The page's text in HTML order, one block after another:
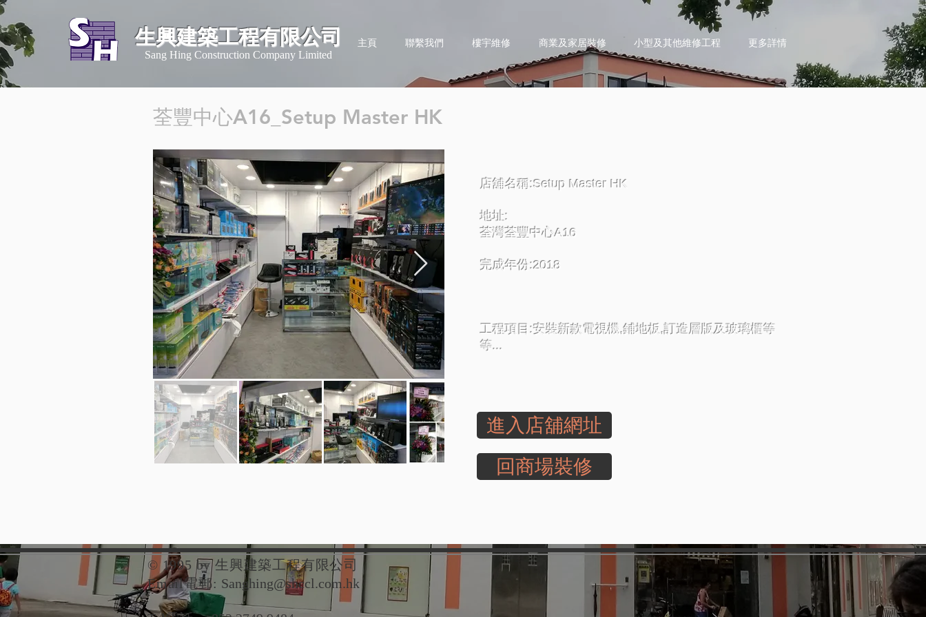
生興建築工程有限公司
​Sang Hing Construction Company Limited
主頁 聯繫我們 樓宇維修 商業及家居裝修 小型及其他維修工程 更多詳情
​荃豐中心A16_Setup Master HK
店舖名稱:Setup Master HK
地址:
荃灣荃豐中心A16
完成年份:2018
工程項目:安裝新款電視機,鋪地板,訂造層版及玻璃櫃等
等...
進入店舖網址
回商場裝修
© 1995 by 生興建築工程有限公司
Email電郵: Sanghing@shccl.com.hk